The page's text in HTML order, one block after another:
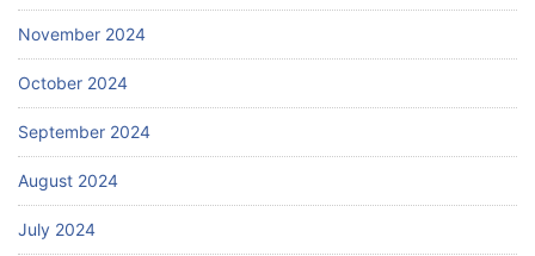
November 2024
October 2024
September 2024
August 2024
July 2024